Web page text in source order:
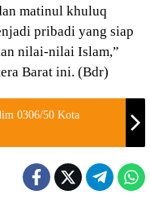
matinul khuluq
pribadi yang siap
nilai-nilai Islam,”
Barat ini. (Bdr)
0306/50 Kota